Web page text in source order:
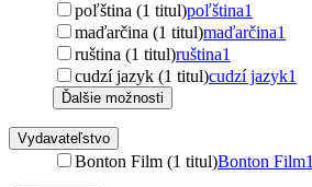
poľština (1 titul)poľština1
maďarčina (1 titul)maďarčina1
ruština (1 titul)ruština1
cudzí jazyk (1 titul)cudzí jazyk1
Ďalšie možnosti
Vydavateľstvo
Bonton Film (1 titul)Bonton Film1